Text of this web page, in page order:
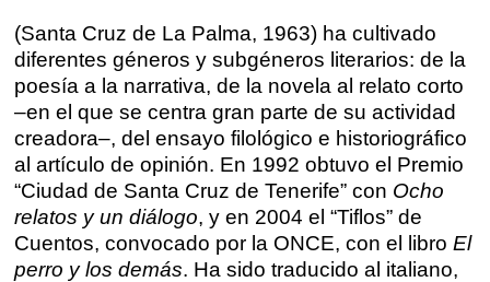
Sevilla
Valencia
Alicante
Murcia
Málaga
Talleres online
Intensivos de verano ≻
Recreativa 26
El taller de escritura creativa
Cursos
(Santa Cruz de La Palma, 1963) ha cultivado
diferentes géneros y subgéneros literarios: de la
poesía a la narrativa, de la novela al relato corto
–en el que se centra gran parte de su actividad
creadora–, del ensayo filológico e historiográfico
al artículo de opinión. En 1992 obtuvo el Premio
“Ciudad de Santa Cruz de Tenerife” con Ocho
relatos y un diálogo, y en 2004 el “Tiflos” de
Cuentos, convocado por la ONCE, con el libro El
perro y los demás. Ha sido traducido al italiano,